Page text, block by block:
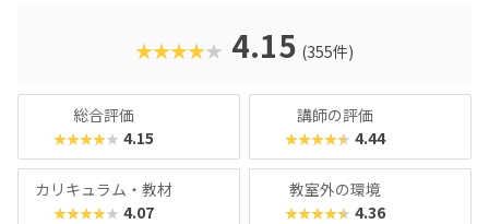
の顔は真剣そのもの。やる気があればどんどん高度なものが
作れるので、のめり込むタイプのお子さんにおすすめの教室
京大学の伊藤謝恩ホールで行われるというから驚き。プログ
ラミングスキルはもちろん、企画書を書いたり、プレゼンを
したりといったスキルもつけることができます。母体は大人
向けのパソコンスクールなので、「ついでに自分もスキルア
ップしてみようかな？」なんてこともできちゃいますよ！
★★★★★ 4.15 (355件)
総合評価
★★★★★ 4.15
講師の評価
★★★★★ 4.44
カリキュラム・教材
★★★★★ 4.07
教室外の環境
★★★★★ 4.36